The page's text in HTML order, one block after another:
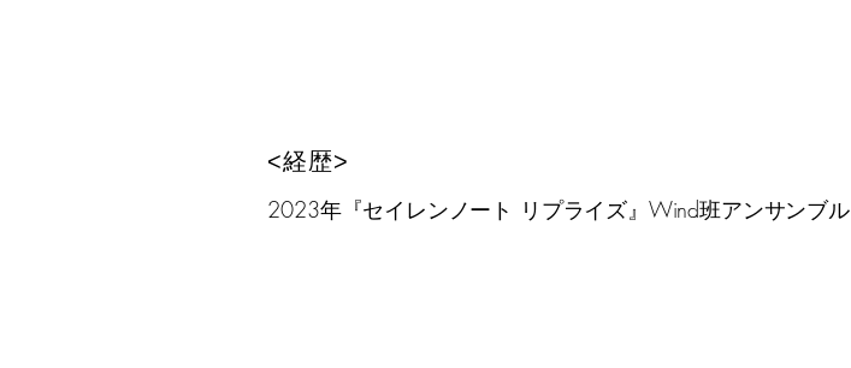
<​経歴>
2023年『セイレンノート リプライズ』Wind班アンサンブル